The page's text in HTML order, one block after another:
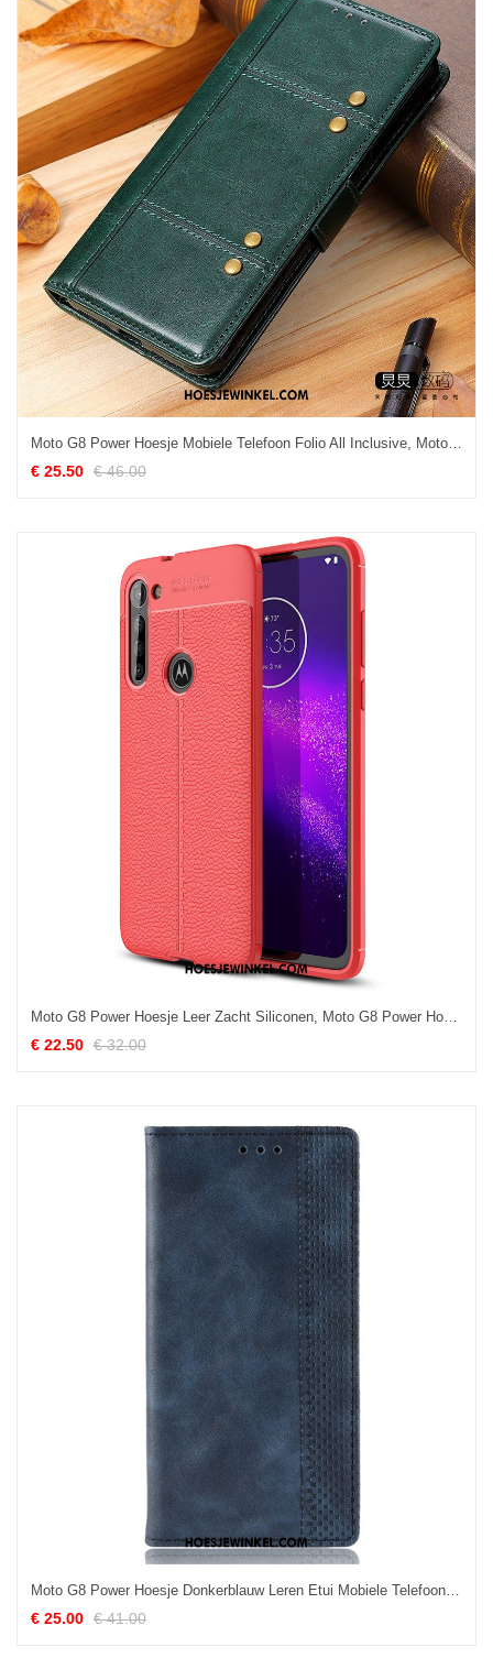
Moto G8 Power Hoesje Mobiele Telefoon Folio All Inclusive, Moto G8 Power Hoesje Groen Leren Etui
€ 25.50 € 46.00
Moto G8 Power Hoesje Leer Zacht Siliconen, Moto G8 Power Hoesje Patroon Hoes
€ 22.50 € 32.00
Moto G8 Power Hoesje Donkerblauw Leren Etui Mobiele Telefoon, Moto G8 Power Hoesje Bescherming
€ 25.00 € 41.00